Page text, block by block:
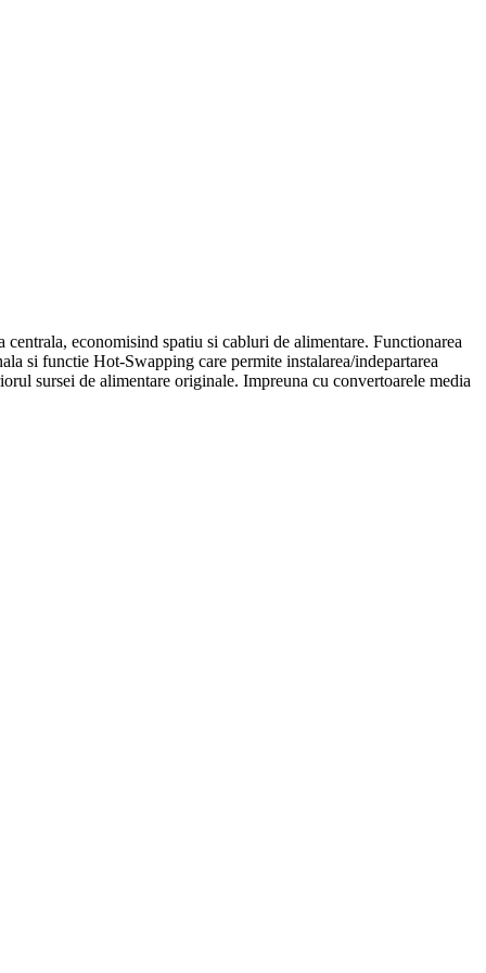
economisind spatiu si cabluri de alimentare. Functionarea
si functie Hot-Swapping care permite instalarea/indepartarea
sursei de alimentare originale. Impreuna cu convertoarele media